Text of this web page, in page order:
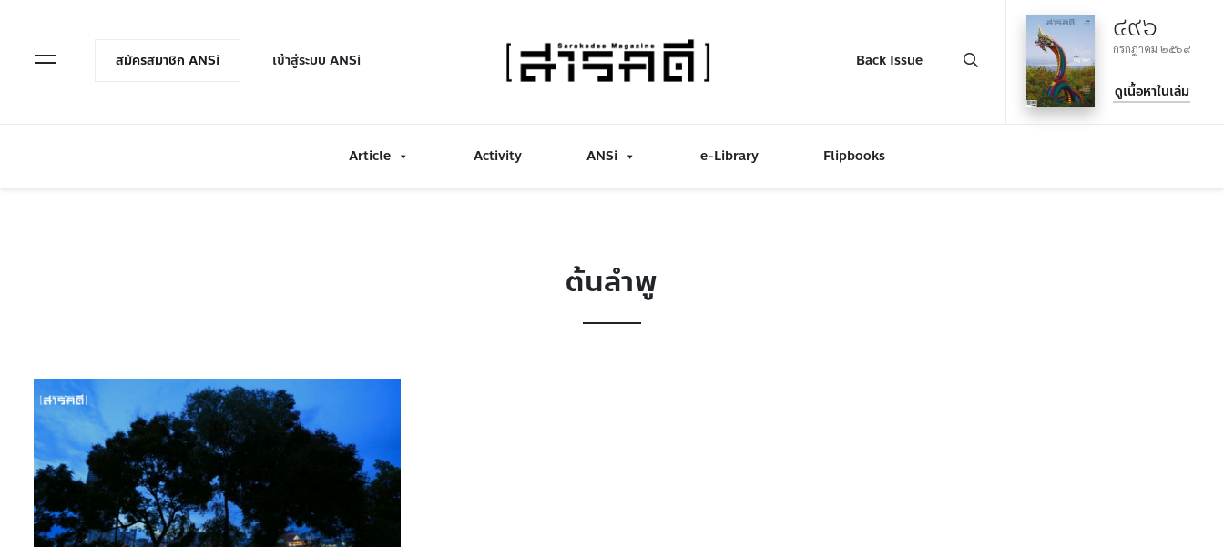
Open Menuสมัครสมาชิก ANSi เข้าสู่ระบบ ANSi Back Issue
๔๙๖
กรกฎาคม ๒๕๖๙
ดูเนื้อหาในเล่ม
Article Activity ANSi e-Library Flipbooks
ต้นลำพู